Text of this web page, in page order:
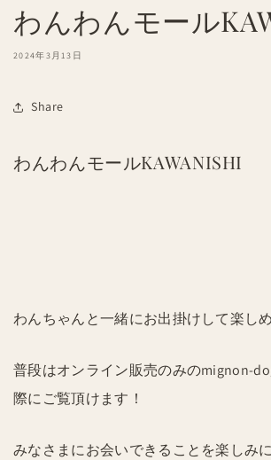
わんわんモール
2024年3月13日
Share
わんわんモールKAWANISHI
わんちゃんと一緒にお出掛けして楽し
普段はオンライン販売のみのmignon-
際にご覧頂けます！
みなさまにお会いできることを楽しみ